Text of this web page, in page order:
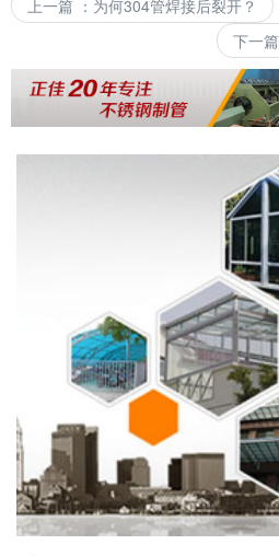
上一篇 ： 为何304管焊接后裂开？
下一篇